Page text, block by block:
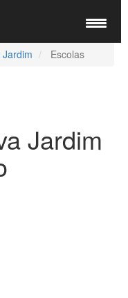
Jardim Escolas
Jardim